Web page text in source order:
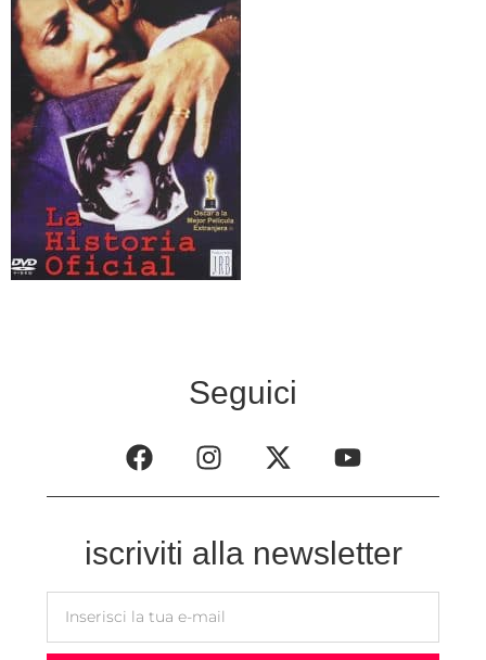
Seguici
iscriviti alla newsletter